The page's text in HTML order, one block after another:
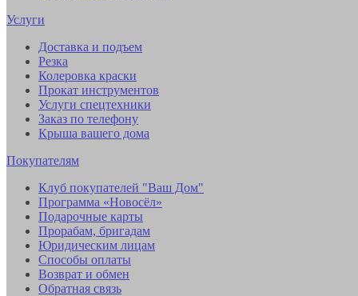
Услуги
Доставка и подъем
Резка
Колеровка краски
Прокат инструментов
Услуги спецтехники
Заказ по телефону
Крыша вашего дома
Покупателям
Клуб покупателей "Ваш Дом"
Программа «Новосёл»
Подарочные карты
Прорабам, бригадам
Юридическим лицам
Способы оплаты
Возврат и обмен
Обратная связь